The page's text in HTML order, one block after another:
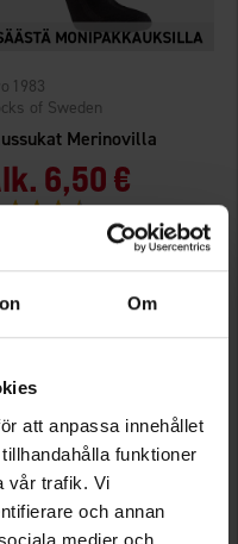
Om
att anpassa innehållet
funktioner
vår trafik. Vi
och annan
medier och
Merinovilla
of Sweden
1983
6,50 €
4.5 5:sta tähdestä
5771